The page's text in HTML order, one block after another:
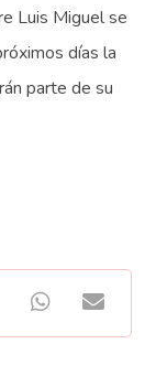
Luis Miguel se
días la
parte de su